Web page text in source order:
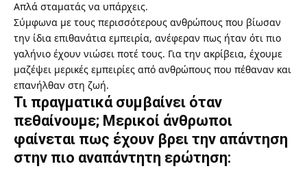
Απλά σταματάς να υπάρχεις.
Σύμφωνα με τους περισσότερους ανθρώπους που βίωσαν
την ίδια επιθανάτια εμπειρία, ανέφεραν πως ήταν ότι πιο
γαλήνιο έχουν νιώσει ποτέ τους. Για την ακρίβεια, έχουμε
μαζέψει μερικές εμπειρίες από ανθρώπους που πέθαναν και
επανήλθαν στη ζωή.
Τι πραγματικά συμβαίνει όταν
πεθαίνουμε; Μερικοί άνθρωποι
φαίνεται πως έχουν βρει την απάντηση
στην πιο αναπάντητη ερώτηση: